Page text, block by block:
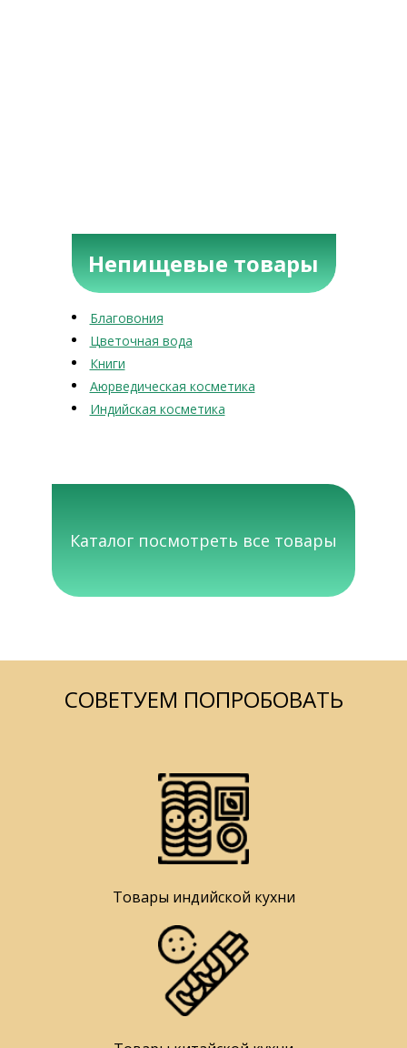
Непищевые товары
Благовония
Цветочная вода
Книги
Аюрведическая косметика
Индийская косметика
Каталог посмотреть все товары
СОВЕТУЕМ ПОПРОБОВАТЬ
Товары индийской кухни